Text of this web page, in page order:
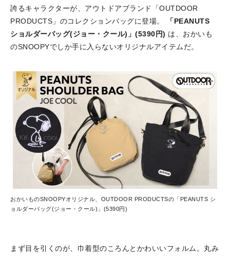
誇るキャラクターが、アウトドアブランド「OUTDOOR
PRODUCTS」のコレクションバッグに登場。
「PEANUTS
ショルダーバッグ(ジョー・クール)」(5390円) は、おかいも
のSNOOPYでしか手に入らないオリジナルアイテムだ。
おかいものSNOOPYオリジナル、OUTDOOR PRODUCTSの「PEANUTS シ
ョルダーバッグ(ジョー・クール)」(5390円)
まず目を引くのが、巾着型のころんとかわいいフォルム。丸み